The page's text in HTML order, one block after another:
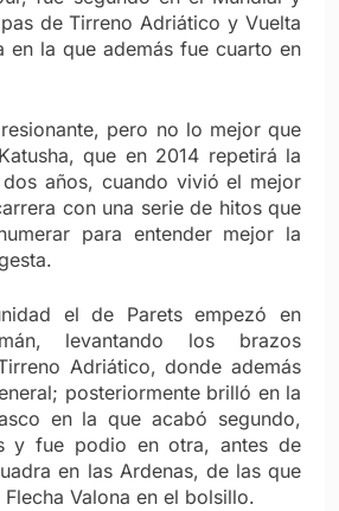
de Tirreno Adriático y Vuelta
en la que además fue cuarto en
pero no lo mejor que
que en 2014 repetirá la
años, cuando vivió el mejor
con una serie de hitos que
para entender mejor la
el de Parets empezó en
levantando los brazos
Adriático, donde además
posteriormente brilló en la
en la que acabó segundo,
y fue podio en otra, antes de
en las Ardenas, de las que
Valona en el bolsillo.